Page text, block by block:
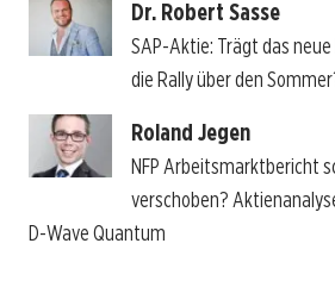
Dr. Robert Sasse
SAP-Aktie: Trägt das
die Rally über den
Roland Jegen
NFP Arbeitsmarktbericht
verschoben?
D-Wave Quantum